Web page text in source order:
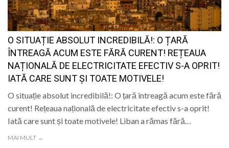
O SITUAȚIE ABSOLUT INCREDIBILĂ!: O ȚARĂ
ÎNTREAGĂ ACUM ESTE FĂRĂ CURENT! REȚEAUA
NAȚIONALĂ DE ELECTRICITATE EFECTIV S-A OPRIT!
IATĂ CARE SUNT ȘI TOATE MOTIVELE!
O situație absolut incredibilă!: O țară întreagă acum este fără
curent! Rețeaua națională de electricitate efectiv s-a oprit!
Iată care sunt și toate motivele! Liban a rămas fără…
MAI MULT →